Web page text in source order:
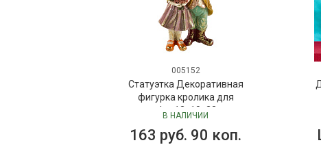
005152
Статуэтка Декоративная
фигурка кролика для
селфи, 13x10x23 см
В НАЛИЧИИ
163 руб. 90 коп.